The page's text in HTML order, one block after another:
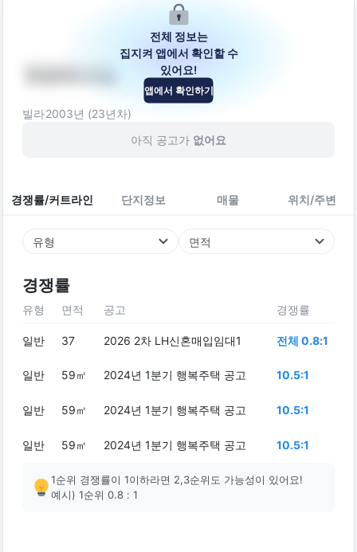
경기도 부천시 오정구 부천로436번길 14
빌라2003년 (23년차)
아직 공고가 없어요
경쟁률/커트라인 단지정보 매물 위치/주변
유형 면적
경쟁률
전체 정보는
집지켜 앱에서 확인할 수
있어요!
앱에서 확인하기
유형 면적 공고 경쟁률
일반 37 2026 2차 LH신혼매입임대1 전체 0.8:1
일반 59㎡ 2024년 1분기 행복주택 공고 10.5:1
일반 59㎡ 2024년 1분기 행복주택 공고 10.5:1
일반 59㎡ 2024년 1분기 행복주택 공고 10.5:1
1순위 경쟁률이 1이하라면 2,3순위도 가능성이 있어요!
예시) 1순위 0.8 : 1